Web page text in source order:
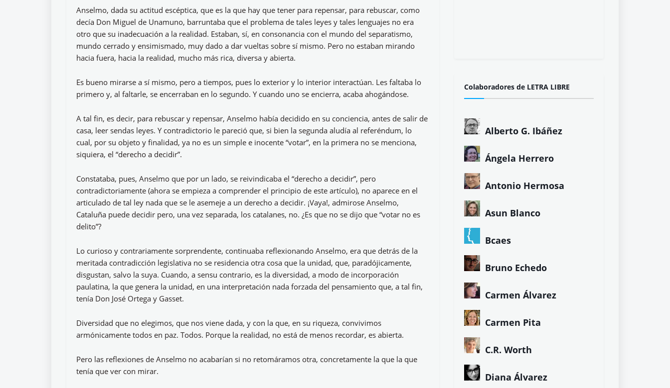
Anselmo, dada su actitud escéptica, que es la que hay que tener para repensar, para rebuscar, como
decía Don Miguel de Unamuno, barruntaba que el problema de tales leyes y tales lenguajes no era
otro que su inadecuación a la realidad. Estaban, sí, en consonancia con el mundo del separatismo,
mundo cerrado y ensimismado, muy dado a dar vueltas sobre sí mismo. Pero no estaban mirando
hacia fuera, hacia la realidad, mucho más rica, diversa y abierta.
Es bueno mirarse a sí mismo, pero a tiempos, pues lo exterior y lo interior interactúan. Les faltaba lo
primero y, al faltarle, se encerraban en lo segundo. Y cuando uno se encierra, acaba ahogándose.
A tal fin, es decir, para rebuscar y repensar, Anselmo había decidido en su conciencia, antes de salir de
casa, leer sendas leyes. Y contradictorio le pareció que, si bien la segunda aludía al referéndum, lo
cual, por su objeto y finalidad, ya no es un simple e inocente “votar”, en la primera no se menciona,
siquiera, el “derecho a decidir”.
Constataba, pues, Anselmo que por un lado, se reivindicaba el “derecho a decidir”, pero
contradictoriamente (ahora se empieza a comprender el principio de este artículo), no aparece en el
articulado de tal ley nada que se le asemeje a un derecho a decidir. ¡Vaya!, admirose Anselmo,
Cataluña puede decidir pero, una vez separada, los catalanes, no. ¿Es que no se dijo que “votar no es
delito”?
Lo curioso y contrariamente sorprendente, continuaba reflexionando Anselmo, era que detrás de la
meritada contradicción legislativa no se residencia otra cosa que la unidad, que, paradójicamente,
disgustan, salvo la suya. Cuando, a sensu contrario, es la diversidad, a modo de incorporación
paulatina, la que genera la unidad, en una interpretación nada forzada del pensamiento que, a tal fin,
tenía Don José Ortega y Gasset.
Diversidad que no elegimos, que nos viene dada, y con la que, en su riqueza, convivimos
armónicamente todos en paz. Todos. Porque la realidad, no está de menos recordar, es abierta.
Pero las reflexiones de Anselmo no acabarían si no retomáramos otra, concretamente la que la que
tenía que ver con mirar.
Colaboradores de LETRA LIBRE
Alberto G. Ibáñez
Ángela Herrero
Antonio Hermosa
Asun Blanco
Bcaes
Bruno Echedo
Carmen Álvarez
Carmen Pita
C.R. Worth
Diana Álvarez